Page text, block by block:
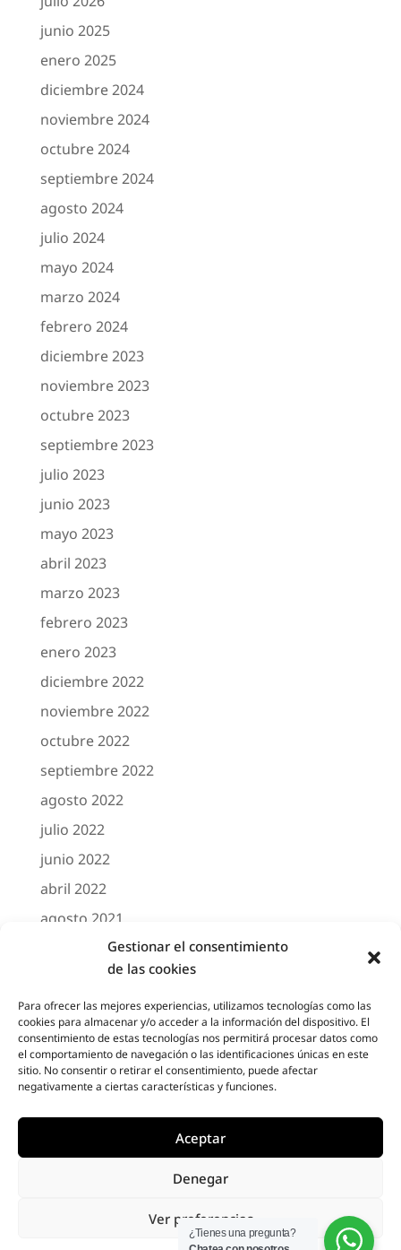
Gestionar el consentimiento
de las cookies
Para ofrecer las mejores experiencias, utilizamos tecnologías como las
cookies para almacenar y/o acceder a la información del dispositivo. El
consentimiento de estas tecnologías nos permitirá procesar datos como
el comportamiento de navegación o las identificaciones únicas en este
sitio. No consentir o retirar el consentimiento, puede afectar
negativamente a ciertas características y funciones.
Aceptar
Denegar
Ver preferencias
junio 2025
enero 2025
diciembre 2024
noviembre 2024
octubre 2024
septiembre 2024
agosto 2024
julio 2024
mayo 2024
marzo 2024
febrero 2024
diciembre 2023
noviembre 2023
octubre 2023
septiembre 2023
julio 2023
junio 2023
mayo 2023
abril 2023
marzo 2023
febrero 2023
enero 2023
diciembre 2022
noviembre 2022
octubre 2022
septiembre 2022
agosto 2022
julio 2022
junio 2022
abril 2022
agosto 2021
marzo 2021
febrero 2021
octubre 2020
agosto 2020
junio 2020
mayo 2020
Elegant Themes | Powered by
Diseño Web a medida| Childtheme created
¿Tienes una pregunta?